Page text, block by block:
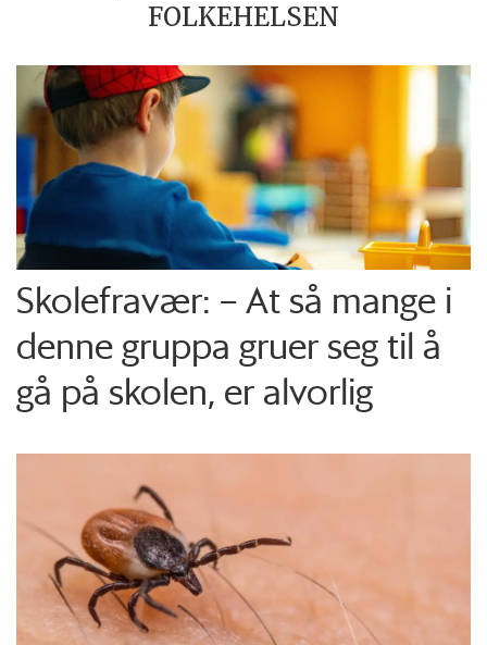
FOLKEHELSEN
Skolefravær: – At så mange i
denne gruppa gruer seg til å
gå på skolen, er alvorlig